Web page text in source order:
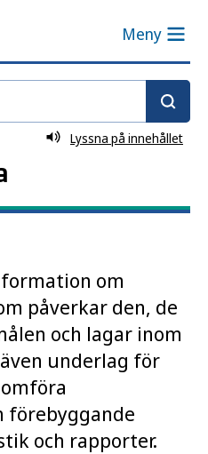
Meny
Lyssna på innehållet
om
påverkar den, de
och lagar inom
underlag för
förebyggande
och rapporter.